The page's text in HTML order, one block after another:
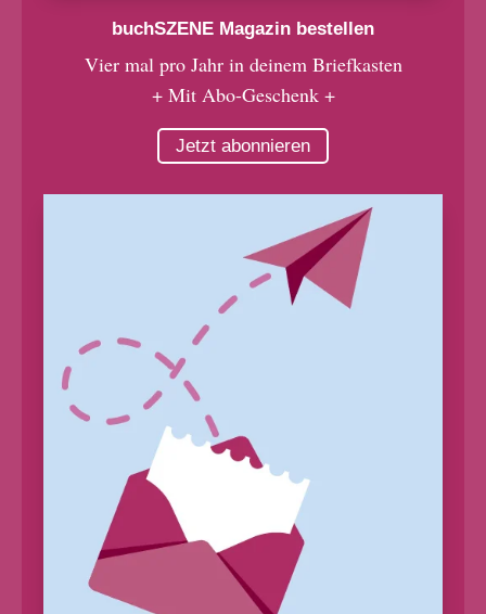
buchSZENE Magazin bestellen
Vier mal pro Jahr in deinem Briefkasten
+ Mit Abo-Geschenk +
Jetzt abonnieren